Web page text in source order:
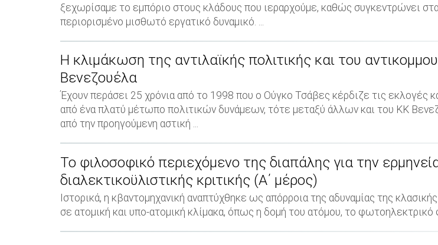
ξεχωρίσαμε το εμπόριο στους κλάδους που ιεραρχούμε, καθώς συγκεντρώνει
περιορισμένο μισθωτό εργατικό δυναμικό. ...
Η κλιμάκωση της αντιλαϊκής πολιτικής και του
Βενεζουέλα
Έχουν περάσει 25 χρόνια από το 1998 που ο Ούγκο Τσάβες κέρδιζε τις εκλογές
από ένα πλατύ μέτωπο πολιτικών δυνάμεων, τότε μεταξύ άλλων και του ΚΚ
από την προηγούμενη αστική ...
Το φιλοσοφικό περιεχόμενο της διαπάλης για την
διαλεκτικοϋλιστικής κριτικής (Α΄ μέρος)
Ιστορικά, η κβαντομηχανική αναπτύχθηκε ως απόρροια της αδυναμίας της
σε ατομική και υπο-ατομική κλίμακα, όπως η δομή του ατόμου, το φωτοηλεκτρικό